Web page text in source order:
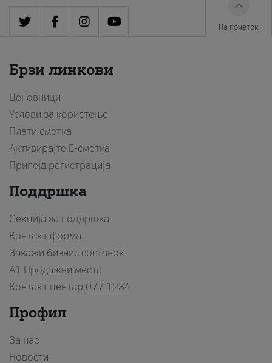
На почеток
Брзи линкови
Ценовници
Услови за користење
Плати сметка
Активирајте Е-сметка
Припејд регистрација
Поддршка
Секција за поддршка
Контакт форма
Закажи бизнис состанок
A1 Продажни места
Контакт центар 077 1234
Профил
За нас
Новости